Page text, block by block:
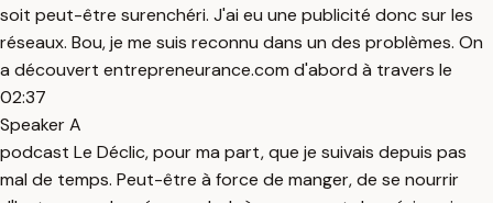
soit peut-être surenchéri. J'ai eu une publicité donc sur les
réseaux. Bou, je me suis reconnu dans un des problèmes. On
a découvert entrepreneurance.com d'abord à travers le
02:37
Speaker A
podcast Le Déclic, pour ma part, que je suivais depuis pas
mal de temps. Peut-être à force de manger, de se nourrir